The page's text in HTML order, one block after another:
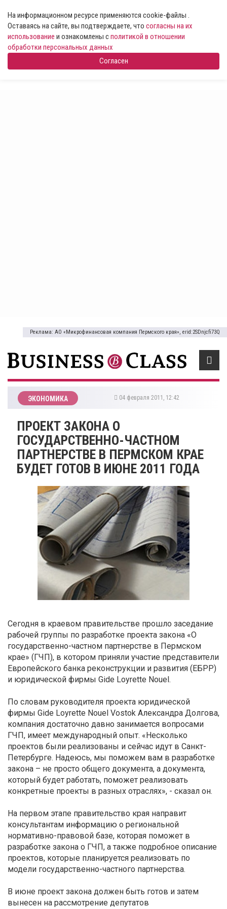
На информационном ресурсе применяются cookie-файлы .
Оставаясь на сайте, вы подтверждаете, что согласны на их
использование и ознакомлены сполитикой в отношении
обработки персональных данных
Согласен
Реклама: АО «Микрофинансовая компания Пермского края», erid:2SDnjcfi73Q
ЭКОНОМИКА 04 февраля 2011, 12:42
ПРОЕКТ ЗАКОНА О
ГОСУДАРСТВЕННО-ЧАСТНОМ
ПАРТНЕРСТВЕ В ПЕРМСКОМ КРАЕ
БУДЕТ ГОТОВ В ИЮНЕ 2011 ГОДА
Сегодня в краевом правительстве прошло заседание
рабочей группы по разработке проекта закона «О
государственно-частном партнерстве в Пермском
крае» (ГЧП), в котором приняли участие представители
Европейского банка реконструкции и развития (ЕБРР)
и юридической фирмы Gide Loyrette Nouel.
По словам руководителя проекта юридической
фирмы Gide Loyrette Nouel Vostok Александра Долгова,
компания достаточно давно занимается вопросами
ГЧП, имеет международный опыт. «Несколько
проектов были реализованы и сейчас идут в Санкт-
Петербурге. Надеюсь, мы поможем вам в разработке
закона – не просто общего документа, а документа,
который будет работать, поможет реализовать
конкретные проекты в разных отраслях», - сказал он.
На первом этапе правительство края направит
консультантам информацию о региональной
нормативно-правовой базе, которая поможет в
разработке закона о ГЧП, а также подробное описание
проектов, которые планируется реализовать по
модели государственно-частного партнерства.
В июне проект закона должен быть готов и затем
вынесен на рассмотрение депутатов